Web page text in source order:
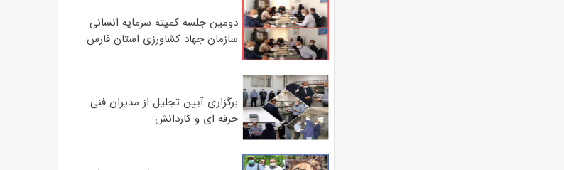
دومین جلسه کمیته سرمایه انسانی
سازمان جهاد کشاورزی استان فارس
برگزاری آیین تجلیل از مدیران فنی
حرفه ای و کاردانش